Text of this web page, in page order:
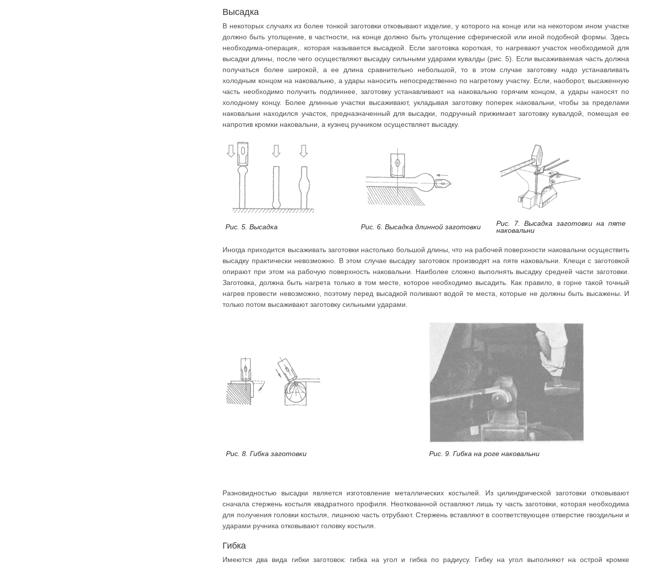
Высадка
В некоторых случаях из более тонкой заготовки отковывают изделие, у которого на конце или на некотором ином участке
должно быть утолщение, в частности, на конце должно быть утолщение сферической или иной подобной формы. Здесь
необходима-операция,. которая называется высадкой. Если заготовка короткая, то нагревают участок необходимой для
высадки длины, после чего осуществляют высадку сильными ударами кувалды (рис. 5). Если высаживаемая часть должна
получаться более широкой, а ее длина сравнительно небольшой, то в этом случае заготовку надо устанавливать
холодным концом на наковальню, а удары наносить непосредственно по нагретому участку. Если, наоборот, высаженную
часть необходимо получить подлиннее, заготовку устанавливают на наковальню горячим концом, а удары наносят по
холодному концу. Более длинные участки высаживают, укладывая заготовку поперек наковальни, чтобы за пределами
наковальни находился участок, предназначенный для высадки, подручный прижимает заготовку кувалдой, помещая ее
напротив кромки наковальни, а кузнец ручником осуществляет высадку.
Рис. 5. Высадка Рис. 6. Высадка длинной заготовки
Рис. 7. Высадка заготовки на пяте
наковальни
Иногда приходится высаживать заготовки настолько большой длины, что на рабочей поверхности наковальни осуществить
высадку практически невозможно. В этом случае высадку заготовок производят на пяте наковальни. Клещи с заготовкой
опирают при этом на рабочую поверхность наковальни. Наиболее сложно выполнять высадку средней части заготовки.
Заготовка, должна быть нагрета только в том месте, которое необходимо высадить. Как правило, в горне такой точный
нагрев провести невозможно, поэтому перед высадкой поливают водой те места, которые не должны быть высажены. И
только потом высаживают заготовку сильными ударами.
Рис. 8. Гибка заготовки Рис. 9. Гибка на роге наковальни
Разновидностью высадки является изготовление металлических костылей. Из цилиндрической заготовки отковывают
сначала стержень костыля квадратного профиля. Неоткованной оставляют лишь ту часть заготовки, которая необходима
для получения головки костыля, лишнюю часть отрубают. Стержень вставляют в соответствующее отверстие гвоздильни и
ударами ручника отковывают головку костыля.
Гибка
Имеются два вида гибки заготовок: гибка на угол и гибка по радиусу. Гибку на угол выполняют на острой кромке